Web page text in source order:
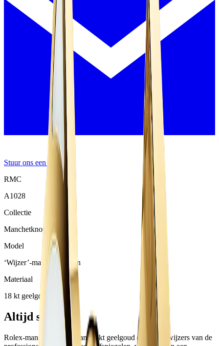
Stuur ons een bericht
RMC
A1028
Collectie
Manchetknopen
Model
‘Wijzer’-manchetknopen
Materiaal
18 kt geelgoud
Altijd stralend
Rolex-manchetknopen van 18 kt geelgoud die de uurwijzers van de